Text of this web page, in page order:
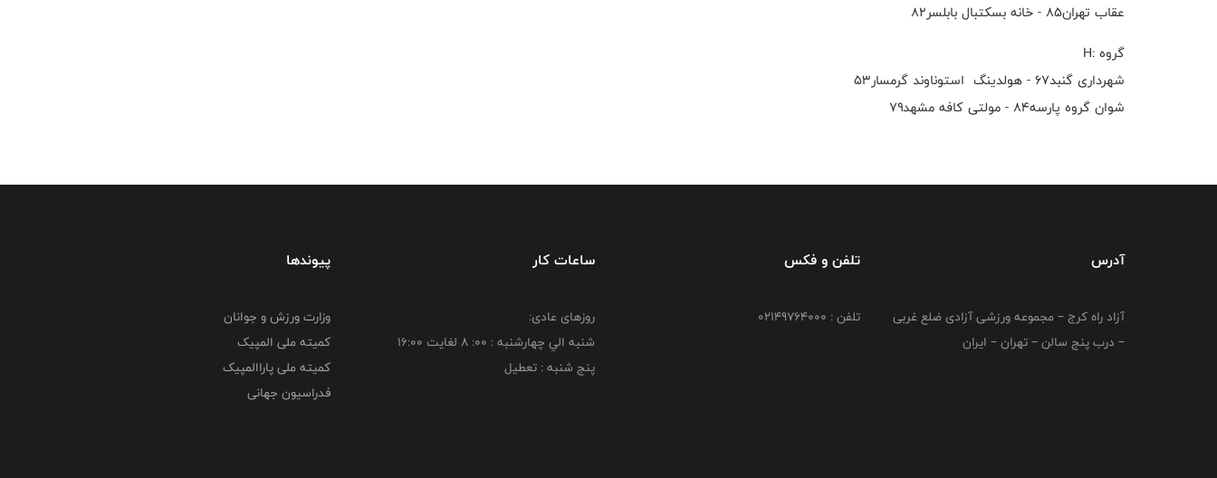
عقاب تهران۸۵ - خانه بسکتبال بابلسر۸۲
گروه :H
شهرداری گنبد۶۷ - هولدینگ استوناوند گرمسار۵۳
شوان گروه پارسه۸۴ - مولتی کافه مشهد۷۹
آدرس
آزاد راه کرج – مجموعه ورزشی آزادی ضلع غربی
– درب پنج سالن – تهران – ایران
تلفن و فکس
تلفن : 02149764000
ساعات کار
روزهای عادی:
شنبه الي چهارشنبه : 00: 8 لغايت 16:00
پنج شنبه : تعطیل
پیوندها
وزارت ورزش و جوانان
کمیته ملی المپیک
کمیته ملی پاراالمپیک
فدراسیون جهانی